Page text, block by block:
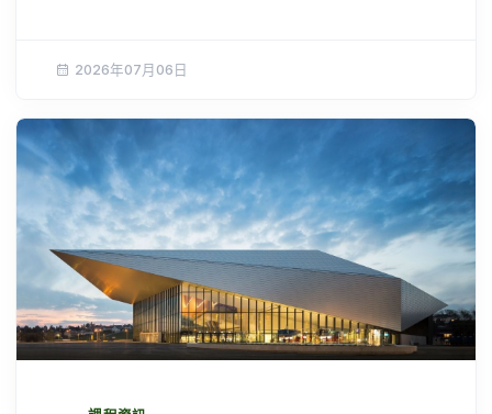
2026年07月06日